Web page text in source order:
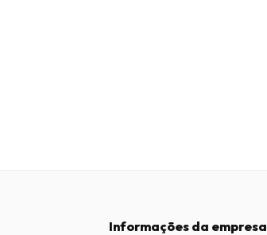
Informações da empresa